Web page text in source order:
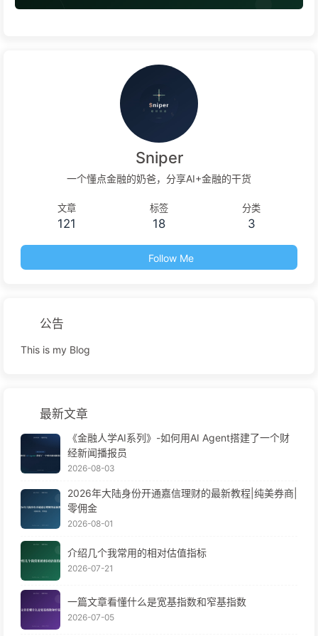
Sniper
一个懂点金融的奶爸，分享AI+金融的干货
文章
121
标签
18
分类
3
Follow Me
公告
This is my Blog
最新文章
《金融人学AI系列》-如何用AI Agent搭建了一个财
经新闻播报员
2026-08-03
2026年大陆身份开通嘉信理财的最新教程|纯美券商|
零佣金
2026-08-01
介绍几个我常用的相对估值指标
2026-07-21
一篇文章看懂什么是宽基指数和窄基指数
2026-07-05